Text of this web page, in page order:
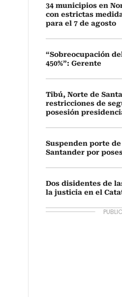
34 municipios en
con estrictas
para el 7 de agosto
“Sobreocupación
450%”: Gerente
Tibú, Norte de
restricciones de
posesión
Suspenden porte
Santander por
Dos disidentes de
la justicia en el